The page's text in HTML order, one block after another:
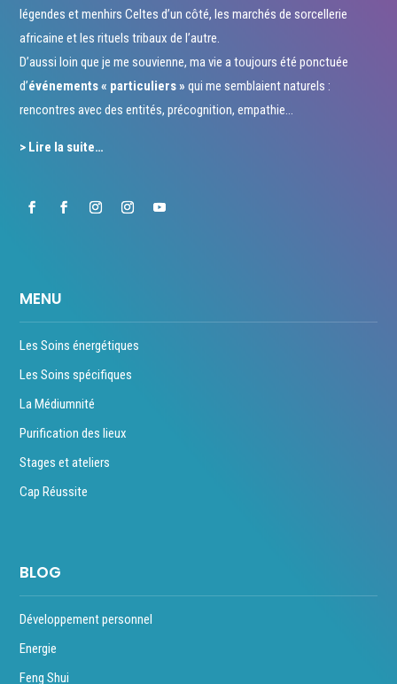
légendes et menhirs Celtes d’un côté, les marchés de sorcellerie
africaine et les rituels tribaux de l’autre.
D’aussi loin que je me souvienne, ma vie a toujours été ponctuée
d’événements « particuliers » qui me semblaient naturels :
rencontres avec des entités, précognition, empathie…
> Lire la suite…
MENU
Les Soins énergétiques
Les Soins spécifiques
La Médiumnité
Purification des lieux
Stages et ateliers
Cap Réussite
BLOG
Développement personnel
Energie
Feng Shui